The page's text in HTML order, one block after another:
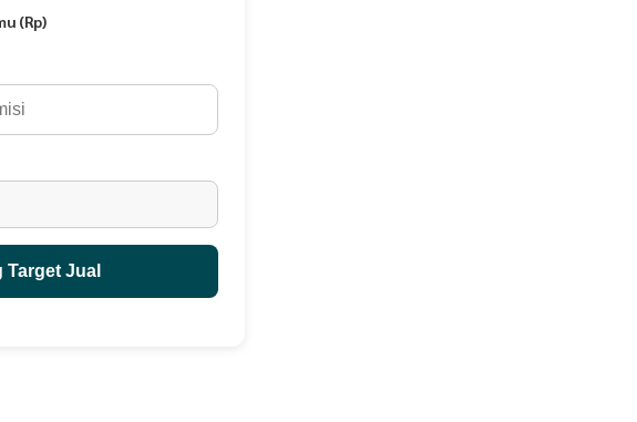
Sprei 25 cm)
manual atau menggunakan mesin cuci
(Rp)
Target Jual